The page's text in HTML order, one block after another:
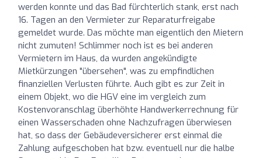
werden konnte und das Bad fürchterlich stank, erst nach
16. Tagen an den Vermieter zur Reparaturfreigabe
gemeldet wurde. Das möchte man eigentlich den Mietern
nicht zumuten! Schlimmer noch ist es bei anderen
Vermietern im Haus, da wurden angekündigte
Mietkürzungen "übersehen", was zu empfindlichen
finanziellen Verlusten führte. Auch gibt es zur Zeit in
einem Objekt, wo die HGV eine im vergleich zum
Kostenvoranschlag überhöhte Handwerkerrechnung für
einen Wasserschaden ohne Nachzufragen überwiesen
hat, so dass der Gebäudeversicherer erst einmal die
Zahlung aufgeschoben hat bzw. eventuell nur die halbe